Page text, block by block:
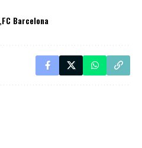
FC Barcelona